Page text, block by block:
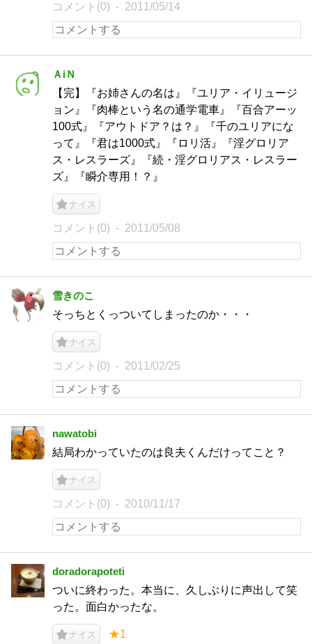
コメント(0) 2011/05/14
ＡiＮ
【完】『お姉さんの名は』『ユリア・イリュージ
ョン』『肉棒という名の通学電車』『百合アーッ
100式』『アウトドア？は？』『千のユリアにな
って』『君は1000式』『ロリ活』『淫グロリア
ス・レスラーズ』『続・淫グロリアス・レスラー
ズ』『瞬介専用！？』
ナイス
コメント(0) 2011/05/08
雪きのこ
そっちとくっついてしまったのか・・・
ナイス
コメント(0) 2011/02/25
nawatobi
結局わかっていたのは良夫くんだけってこと？
ナイス
コメント(0) 2010/11/17
doradorapoteti
ついに終わった。本当に、久しぶりに声出して笑
った。面白かったな。
ナイス ★1